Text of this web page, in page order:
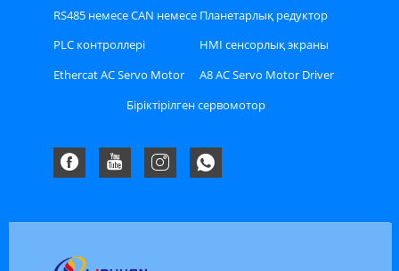
драйвері
сервомоторының
драйвері
RS485 немесе CAN немесе
Ethercat автобус түрі
Stepper драйвері
Планетарлық редуктор
PLC контроллері
HMI сенсорлық экраны
Ethercat AC Servo Motor
A8 AC Servo Motor Driver
жинағы
Біріктірілген сервомотор